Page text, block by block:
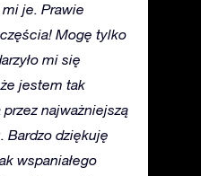
je. Prawie
Mogę tylko
mi się
jestem tak
najważniejszą
Bardzo dziękuję
wspaniałego